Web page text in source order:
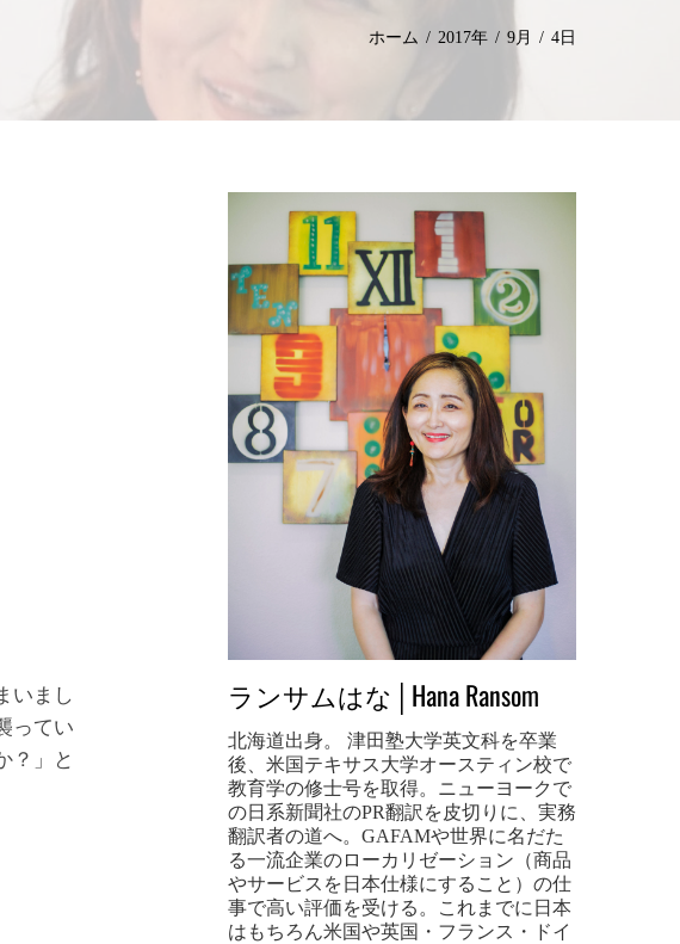
ホーム 2017年 9月 4日
いまし
ってい
？」と
ランサムはな│Hana Ransom
北海道出身。 津田塾大学英文科を卒業
後、米国テキサス大学オースティン校で
教育学の修士号を取得。ニューヨークで
の日系新聞社のPR翻訳を皮切りに、実務
翻訳者の道へ。GAFAMや世界に名だた
る一流企業のローカリゼーション（商品
やサービスを日本仕様にすること）の仕
事で高い評価を受ける。これまでに日本
はもちろん米国や英国・フランス・ドイ